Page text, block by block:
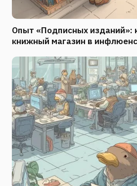
Опыт «Подписных изданий»:
книжный магазин в